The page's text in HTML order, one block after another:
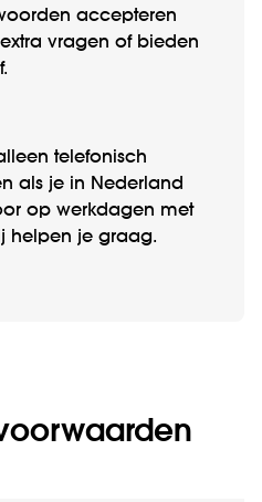
accepteren
vragen of bieden
telefonisch
als je in Nederland
op werkdagen met
helpen je graag.